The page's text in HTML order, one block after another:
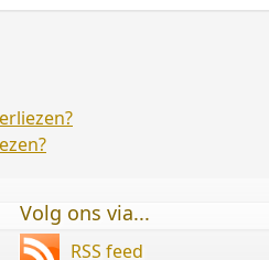
Volg ons via...
RSS feed